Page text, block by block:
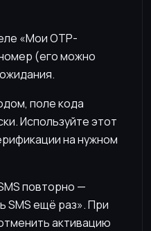
«Мои OTP-
(его можно
поле кода
Используйте этот
на нужном
повторно —
SMS ещё раз». При
активацию